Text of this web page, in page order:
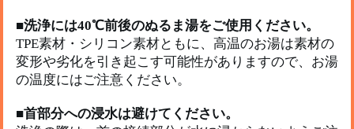
体
型
と
着
式
の
■洗浄には40℃前後のぬるま湯をご使用ください。
TPE素材・シリコン素材ともに、高温のお湯は素材の
変形や劣化を引き起こす可能性がありますので、お湯
の温度にはご注意ください。
■首部分への浸水は避けてください。